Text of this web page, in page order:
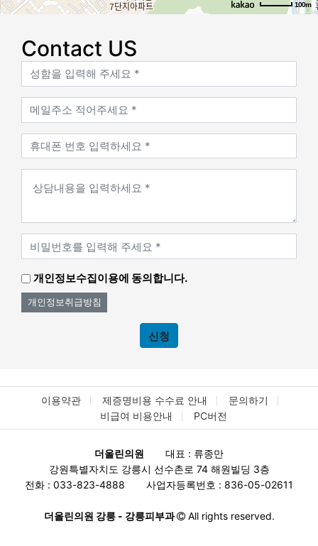
100m
Contact US
개인정보수집이용에 동의합니다.
개인정보취급방침
신청
이용약관 제증명비용 수수료 안내
문의하기
비급여 비용안내
PC버전
더올린의원
대표 : 류종만
강원특별자치도 강릉시 선수촌로 74 해원빌딩 3층
전화 : 033-823-4888
사업자등록번호 : 836-05-02611
더올린의원 강릉 - 강릉피부과 All rights reserved.